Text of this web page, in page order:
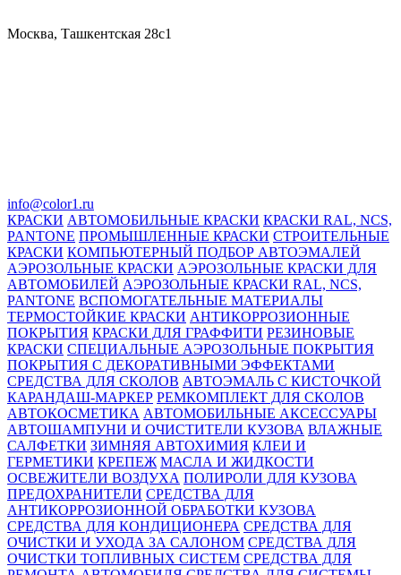
Москва, Ташкентская 28с1
info@color1.ru
КРАСКИ АВТОМОБИЛЬНЫЕ КРАСКИ КРАСКИ RAL, NCS,
PANTONE ПРОМЫШЛЕННЫЕ КРАСКИ СТРОИТЕЛЬНЫЕ
КРАСКИ КОМПЬЮТЕРНЫЙ ПОДБОР АВТОЭМАЛЕЙ
АЭРОЗОЛЬНЫЕ КРАСКИ АЭРОЗОЛЬНЫЕ КРАСКИ ДЛЯ
АВТОМОБИЛЕЙ АЭРОЗОЛЬНЫЕ КРАСКИ RAL, NCS,
PANTONE ВСПОМОГАТЕЛЬНЫЕ МАТЕРИАЛЫ
ТЕРМОСТОЙКИЕ КРАСКИ АНТИКОРРОЗИОННЫЕ
ПОКРЫТИЯ КРАСКИ ДЛЯ ГРАФФИТИ РЕЗИНОВЫЕ
КРАСКИ СПЕЦИАЛЬНЫЕ АЭРОЗОЛЬНЫЕ ПОКРЫТИЯ
ПОКРЫТИЯ С ДЕКОРАТИВНЫМИ ЭФФЕКТАМИ
СРЕДСТВА ДЛЯ СКОЛОВ АВТОЭМАЛЬ С КИСТОЧКОЙ
КАРАНДАШ-МАРКЕР РЕМКОМПЛЕКТ ДЛЯ СКОЛОВ
АВТОКОСМЕТИКА АВТОМОБИЛЬНЫЕ АКСЕССУАРЫ
АВТОШАМПУНИ И ОЧИСТИТЕЛИ КУЗОВА ВЛАЖНЫЕ
САЛФЕТКИ ЗИМНЯЯ АВТОХИМИЯ КЛЕИ И
ГЕРМЕТИКИ КРЕПЕЖ МАСЛА И ЖИДКОСТИ
ОСВЕЖИТЕЛИ ВОЗДУХА ПОЛИРОЛИ ДЛЯ КУЗОВА
ПРЕДОХРАНИТЕЛИ СРЕДСТВА ДЛЯ
АНТИКОРРОЗИОННОЙ ОБРАБОТКИ КУЗОВА
СРЕДСТВА ДЛЯ КОНДИЦИОНЕРА СРЕДСТВА ДЛЯ
ОЧИСТКИ И УХОДА ЗА САЛОНОМ СРЕДСТВА ДЛЯ
ОЧИСТКИ ТОПЛИВНЫХ СИСТЕМ СРЕДСТВА ДЛЯ